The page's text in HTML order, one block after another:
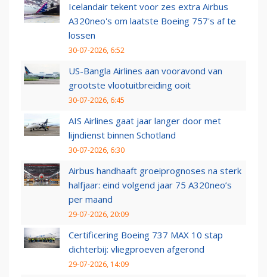
Icelandair tekent voor zes extra Airbus
A320neo's om laatste Boeing 757's af te
lossen
30-07-2026, 6:52
US-Bangla Airlines aan vooravond van
grootste vlootuitbreiding ooit
30-07-2026, 6:45
AIS Airlines gaat jaar langer door met
lijndienst binnen Schotland
30-07-2026, 6:30
Airbus handhaaft groeiprognoses na sterk
halfjaar: eind volgend jaar 75 A320neo’s
per maand
29-07-2026, 20:09
Certificering Boeing 737 MAX 10 stap
dichterbij: vliegproeven afgerond
29-07-2026, 14:09